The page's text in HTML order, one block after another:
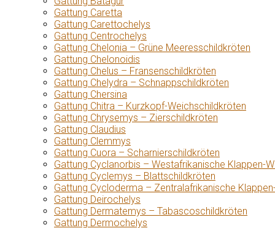
Gattung Caretta
Gattung Carettochelys
Gattung Centrochelys
Gattung Chelonia – Grüne Meeresschildkröten
Gattung Chelonoidis
Gattung Chelus – Fransenschildkröten
Gattung Chelydra – Schnappschildkröten
Gattung Chersina
Gattung Chitra – Kurzkopf-Weichschildkröten
Gattung Chrysemys – Zierschildkröten
Gattung Claudius
Gattung Clemmys
Gattung Cuora – Scharnierschildkröten
Gattung Cyclanorbis – Westafrikanische Klappen-
Gattung Cyclemys – Blattschildkröten
Gattung Cycloderma – Zentralafrikanische
Gattung Deirochelys
Gattung Dermatemys – Tabascoschildkröten
Gattung Dermochelys